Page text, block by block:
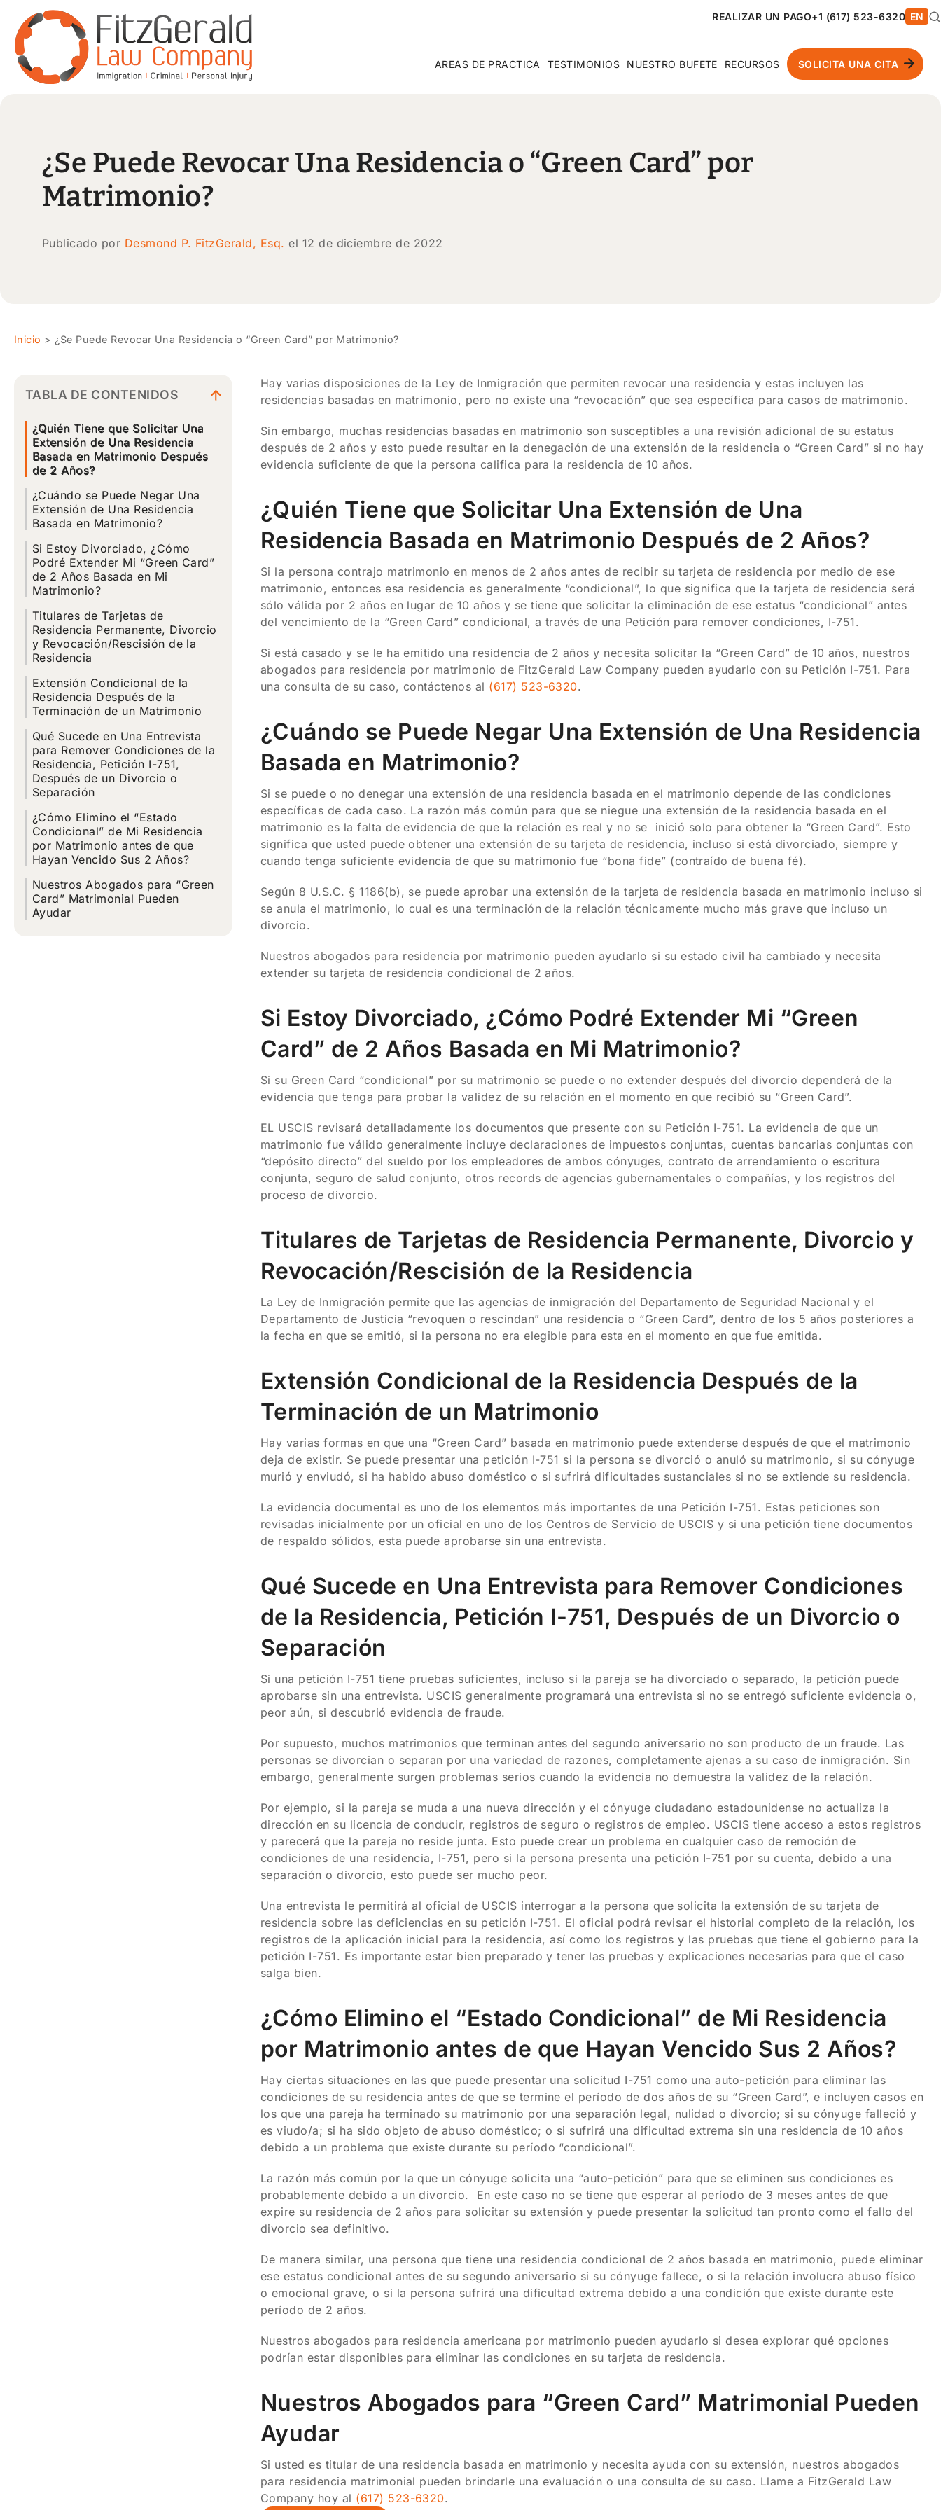
REALIZAR UN PAGO+1 (617) 523-6320 EN
AREAS DE PRACTICA TESTIMONIOS NUESTRO BUFETE RECURSOS SOLICITA UNA CITA
¿Se Puede Revocar Una Residencia o “Green Card” por
Matrimonio?
Publicado por Desmond P. FitzGerald, Esq. el 12 de diciembre de 2022
Inicio > ¿Se Puede Revocar Una Residencia o “Green Card” por Matrimonio?
TABLA DE CONTENIDOS
¿Quién Tiene que Solicitar Una
Extensión de Una Residencia
Basada en Matrimonio Después
de 2 Años?
¿Cuándo se Puede Negar Una
Extensión de Una Residencia
Basada en Matrimonio?
Si Estoy Divorciado, ¿Cómo
Podré Extender Mi “Green Card”
de 2 Años Basada en Mi
Matrimonio?
Titulares de Tarjetas de
Residencia Permanente, Divorcio
y Revocación/Rescisión de la
Residencia
Extensión Condicional de la
Residencia Después de la
Terminación de un Matrimonio
Qué Sucede en Una Entrevista
para Remover Condiciones de la
Residencia, Petición I-751,
Después de un Divorcio o
Separación
¿Cómo Elimino el “Estado
Condicional” de Mi Residencia
por Matrimonio antes de que
Hayan Vencido Sus 2 Años?
Nuestros Abogados para “Green
Card” Matrimonial Pueden
Ayudar
Hay varias disposiciones de la Ley de Inmigración que permiten revocar una residencia y estas incluyen las
residencias basadas en matrimonio, pero no existe una “revocación” que sea específica para casos de matrimonio.
Sin embargo, muchas residencias basadas en matrimonio son susceptibles a una revisión adicional de su estatus
después de 2 años y esto puede resultar en la denegación de una extensión de la residencia o “Green Card” si no hay
evidencia suficiente de que la persona califica para la residencia de 10 años.
¿Quién Tiene que Solicitar Una Extensión de Una
Residencia Basada en Matrimonio Después de 2 Años?
Si la persona contrajo matrimonio en menos de 2 años antes de recibir su tarjeta de residencia por medio de ese
matrimonio, entonces esa residencia es generalmente “condicional”, lo que significa que la tarjeta de residencia será
sólo válida por 2 años en lugar de 10 años y se tiene que solicitar la eliminación de ese estatus “condicional” antes
del vencimiento de la “Green Card” condicional, a través de una Petición para remover condiciones, I-751.
Si está casado y se le ha emitido una residencia de 2 años y necesita solicitar la “Green Card” de 10 años, nuestros
abogados para residencia por matrimonio de FitzGerald Law Company pueden ayudarlo con su Petición I-751. Para
una consulta de su caso, contáctenos al (617) 523-6320.
¿Cuándo se Puede Negar Una Extensión de Una Residencia
Basada en Matrimonio?
Si se puede o no denegar una extensión de una residencia basada en el matrimonio depende de las condiciones
específicas de cada caso. La razón más común para que se niegue una extensión de la residencia basada en el
matrimonio es la falta de evidencia de que la relación es real y no se inició solo para obtener la “Green Card”. Esto
significa que usted puede obtener una extensión de su tarjeta de residencia, incluso si está divorciado, siempre y
cuando tenga suficiente evidencia de que su matrimonio fue “bona fide” (contraído de buena fé).
Según 8 U.S.C. § 1186(b), se puede aprobar una extensión de la tarjeta de residencia basada en matrimonio incluso si
se anula el matrimonio, lo cual es una terminación de la relación técnicamente mucho más grave que incluso un
divorcio.
Nuestros abogados para residencia por matrimonio pueden ayudarlo si su estado civil ha cambiado y necesita
extender su tarjeta de residencia condicional de 2 años.
Si Estoy Divorciado, ¿Cómo Podré Extender Mi “Green
Card” de 2 Años Basada en Mi Matrimonio?
Si su Green Card “condicional” por su matrimonio se puede o no extender después del divorcio dependerá de la
evidencia que tenga para probar la validez de su relación en el momento en que recibió su “Green Card”.
EL USCIS revisará detalladamente los documentos que presente con su Petición I-751. La evidencia de que un
matrimonio fue válido generalmente incluye declaraciones de impuestos conjuntas, cuentas bancarias conjuntas con
“depósito directo” del sueldo por los empleadores de ambos cónyuges, contrato de arrendamiento o escritura
conjunta, seguro de salud conjunto, otros records de agencias gubernamentales o compañías, y los registros del
proceso de divorcio.
Titulares de Tarjetas de Residencia Permanente, Divorcio y
Revocación/Rescisión de la Residencia
La Ley de Inmigración permite que las agencias de inmigración del Departamento de Seguridad Nacional y el
Departamento de Justicia “revoquen o rescindan” una residencia o “Green Card”, dentro de los 5 años posteriores a
la fecha en que se emitió, si la persona no era elegible para esta en el momento en que fue emitida.
Extensión Condicional de la Residencia Después de la
Terminación de un Matrimonio
Hay varias formas en que una “Green Card” basada en matrimonio puede extenderse después de que el matrimonio
deja de existir. Se puede presentar una petición I-751 si la persona se divorció o anuló su matrimonio, si su cónyuge
murió y enviudó, si ha habido abuso doméstico o si sufrirá dificultades sustanciales si no se extiende su residencia.
La evidencia documental es uno de los elementos más importantes de una Petición I-751. Estas peticiones son
revisadas inicialmente por un oficial en uno de los Centros de Servicio de USCIS y si una petición tiene documentos
de respaldo sólidos, esta puede aprobarse sin una entrevista.
Qué Sucede en Una Entrevista para Remover Condiciones
de la Residencia, Petición I-751, Después de un Divorcio o
Separación
Si una petición I-751 tiene pruebas suficientes, incluso si la pareja se ha divorciado o separado, la petición puede
aprobarse sin una entrevista. USCIS generalmente programará una entrevista si no se entregó suficiente evidencia o,
peor aún, si descubrió evidencia de fraude.
Por supuesto, muchos matrimonios que terminan antes del segundo aniversario no son producto de un fraude. Las
personas se divorcian o separan por una variedad de razones, completamente ajenas a su caso de inmigración. Sin
embargo, generalmente surgen problemas serios cuando la evidencia no demuestra la validez de la relación.
Por ejemplo, si la pareja se muda a una nueva dirección y el cónyuge ciudadano estadounidense no actualiza la
dirección en su licencia de conducir, registros de seguro o registros de empleo. USCIS tiene acceso a estos registros
y parecerá que la pareja no reside junta. Esto puede crear un problema en cualquier caso de remoción de
condiciones de una residencia, I-751, pero si la persona presenta una petición I-751 por su cuenta, debido a una
separación o divorcio, esto puede ser mucho peor.
Una entrevista le permitirá al oficial de USCIS interrogar a la persona que solicita la extensión de su tarjeta de
residencia sobre las deficiencias en su petición I-751. El oficial podrá revisar el historial completo de la relación, los
registros de la aplicación inicial para la residencia, así como los registros y las pruebas que tiene el gobierno para la
petición I-751. Es importante estar bien preparado y tener las pruebas y explicaciones necesarias para que el caso
salga bien.
¿Cómo Elimino el “Estado Condicional” de Mi Residencia
por Matrimonio antes de que Hayan Vencido Sus 2 Años?
Hay ciertas situaciones en las que puede presentar una solicitud I-751 como una auto-petición para eliminar las
condiciones de su residencia antes de que se termine el período de dos años de su “Green Card”, e incluyen casos en
los que una pareja ha terminado su matrimonio por una separación legal, nulidad o divorcio; si su cónyuge falleció y
es viudo/a; si ha sido objeto de abuso doméstico; o si sufrirá una dificultad extrema sin una residencia de 10 años
debido a un problema que existe durante su período “condicional”.
La razón más común por la que un cónyuge solicita una “auto-petición” para que se eliminen sus condiciones es
probablemente debido a un divorcio. En este caso no se tiene que esperar al período de 3 meses antes de que
expire su residencia de 2 años para solicitar su extensión y puede presentar la solicitud tan pronto como el fallo del
divorcio sea definitivo.
De manera similar, una persona que tiene una residencia condicional de 2 años basada en matrimonio, puede eliminar
ese estatus condicional antes de su segundo aniversario si su cónyuge fallece, o si la relación involucra abuso físico
o emocional grave, o si la persona sufrirá una dificultad extrema debido a una condición que existe durante este
período de 2 años.
Nuestros abogados para residencia americana por matrimonio pueden ayudarlo si desea explorar qué opciones
podrían estar disponibles para eliminar las condiciones en su tarjeta de residencia.
Nuestros Abogados para “Green Card” Matrimonial Pueden
Ayudar
Si usted es titular de una residencia basada en matrimonio y necesita ayuda con su extensión, nuestros abogados
para residencia matrimonial pueden brindarle una evaluación o una consulta de su caso. Llame a FitzGerald Law
Company hoy al (617) 523-6320.